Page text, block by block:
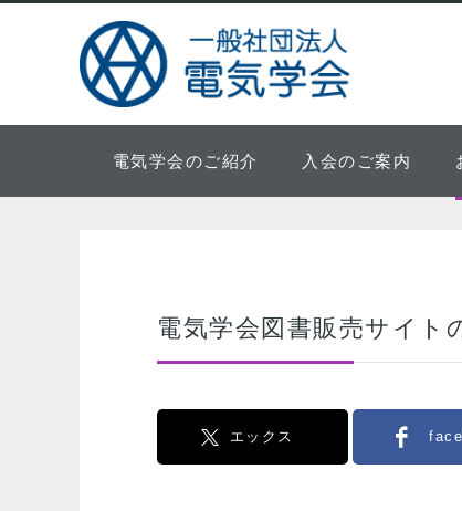
電気学会のご紹介 入会のご案内
電気学会図書販売サイト
エックス